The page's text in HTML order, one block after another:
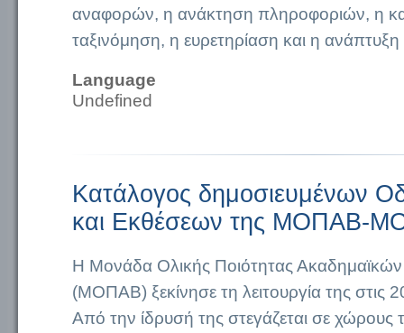
αναφορών, η ανάκτηση πληροφοριών, η
ταξινόμηση, η ευρετηρίαση και η
Language
Undefined
Κατάλογος δημοσιευμένων
και Εκθέσεων της ΜΟΠΑΒ-
Η Μονάδα Ολικής Ποιότητας
(ΜΟΠΑΒ) ξεκίνησε τη λειτουργία της στις
Από την ίδρυσή της στεγάζεται σε χώρους